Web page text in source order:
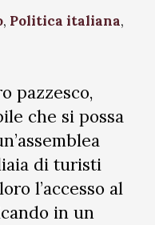
, Politica italiana,
pazzesco,
che si possa
di turisti
l’accesso al
in un